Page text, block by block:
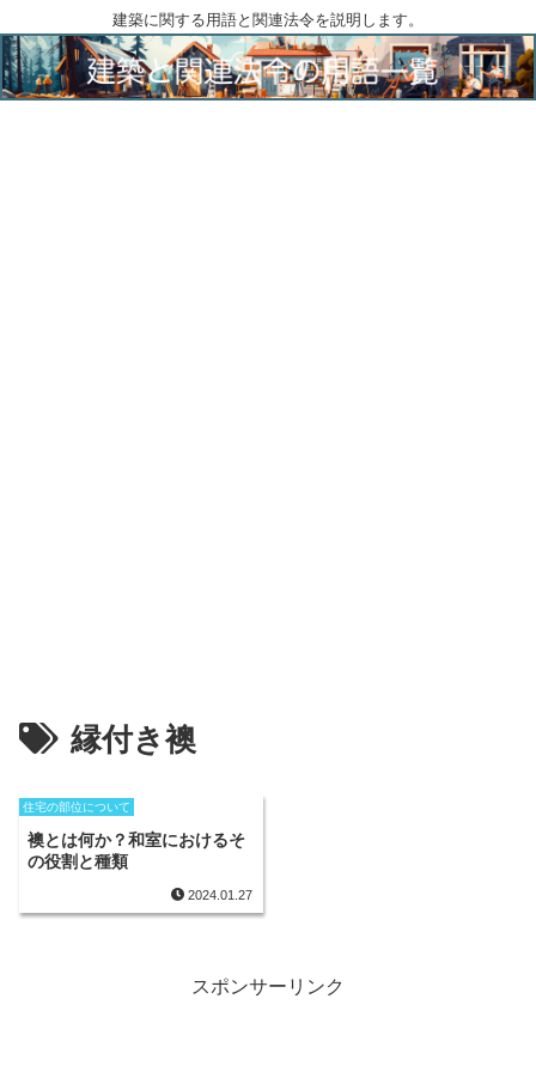
建築に関する用語と関連法令を説明します。
縁付き襖
住宅の部位について
襖とは何か？和室におけるそ
の役割と種類
2024.01.27
スポンサーリンク